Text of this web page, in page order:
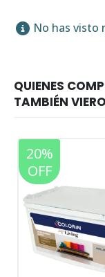
No has visto
20%
OFF